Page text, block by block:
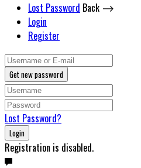
Lost Password Back ⟶
Login
Register
Get new password
Lost Password?
Login
Registration is disabled.